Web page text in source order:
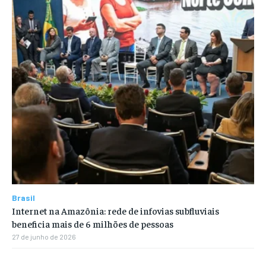
Brasil
Internet na Amazônia: rede de infovias subfluviais
beneficia mais de 6 milhões de pessoas
27 de junho de 2026